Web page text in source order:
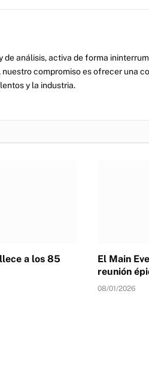
análisis, activa de forma
compromiso es ofrecer una
y la industria.
a los 85
El Main
reunión
08/01/2026